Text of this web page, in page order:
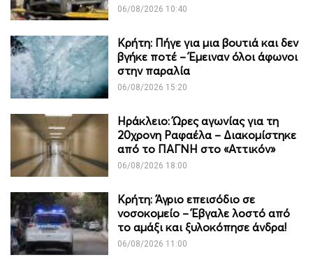
06/08/2026 10:40
Κρήτη: Πήγε για μια βουτιά και δεν
βγήκε ποτέ – Έμειναν όλοι άφωνοι
στην παραλία
06/08/2026 15:20
Ηράκλειο: Ώρες αγωνίας για τη
20χρονη Ραφαέλα – Διακομίστηκε
από το ΠΑΓΝΗ στο «Αττικόν»
06/08/2026 18:00
Κρήτη: Άγριο επεισόδιο σε
νοσοκομείο – Έβγαλε λοστό από
το αμάξι και ξυλοκόπησε άνδρα!
06/08/2026 11:00